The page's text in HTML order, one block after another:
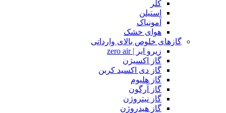
کلر
استیلن
آمونیاک
هوای خشک
گازهای خلوص بالای وارداتی
زیرو ایر | zero air
گاز اکسیژن
گاز دی اکسید کربن
گاز هلیوم
گاز آرگون
گاز نیتروژن
گاز هیدروژن